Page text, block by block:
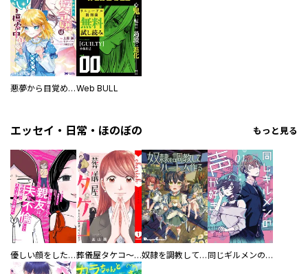
悪夢から目覚めた傲慢令嬢はやり直しを模索中（コミック） 分冊版Web BULL
エッセイ・日常・ほのぼの もっと見る
優しい顔をした親友は、夫と不倫して私の家に入り込んできた。 葬儀屋タケコ～あなたの最期、叶えます【電子単行本版】 奴隷を調教してハーレム作る 同じギルメンの声が好き